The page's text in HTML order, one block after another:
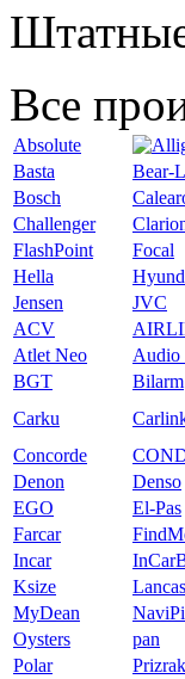
Все
Absolute
Basta
Bear-
Bosch
Challenger
FlashPoint
Focal
Hella
Jensen
JVC
ACV
Atlet Neo
Audio
BGT
Bilarm
Carku
Concorde
Denon
Denso
EGO
El-Pas
Farcar
Incar
Ksize
MyDean
Oysters
pan
Polar
Prizrak